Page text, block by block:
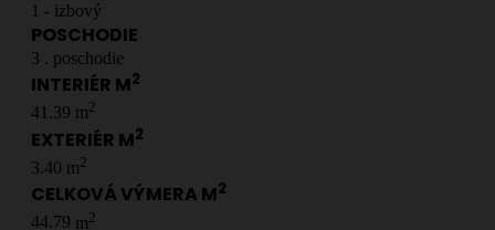
1 - izbový
POSCHODIE
3 . poschodie
INTERIÉR M2
41.39 m2
EXTERIÉR M2
3.40 m2
CELKOVÁ VÝMERA M2
44.79 m2